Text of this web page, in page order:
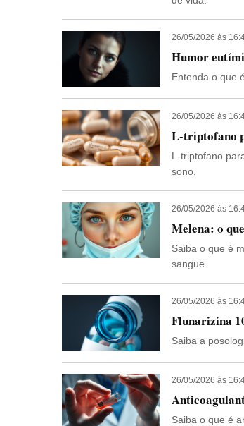
26/05/2026 às
Humor
Entenda o que
26/05/2026 às
L-triptofano
L-triptofano
sono.
26/05/2026 às
Melena: o
Saiba o que é
sangue.
26/05/2026 às
Flunarizina
Saiba a
26/05/2026 às
Saiba o que é